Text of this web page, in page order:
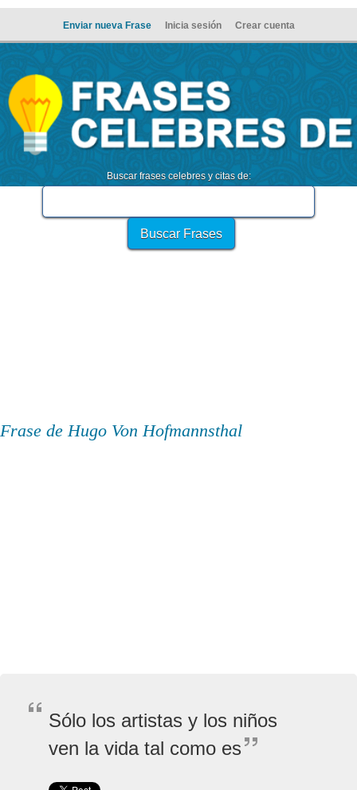
Enviar nueva Frase Inicia sesión Crear cuenta
Buscar frases celebres y citas de:
Frase de Hugo Von Hofmannsthal
Sólo los artistas y los niños
ven la vida tal como es